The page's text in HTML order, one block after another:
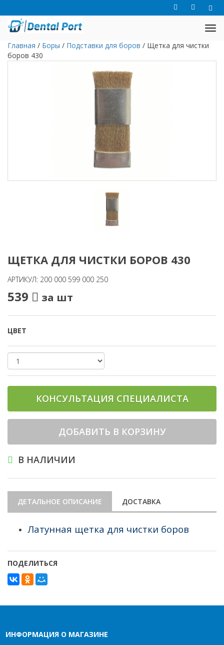
Главная / Боры / Подставки для боров / Щетка для чистки
боров 430
ЩЕТКА ДЛЯ ЧИСТКИ БОРОВ 430
АРТИКУЛ: 200 000 599 000 250
539 за шт
ЦВЕТ
КОНСУЛЬТАЦИЯ СПЕЦИАЛИСТА
ДОБАВИТЬ В КОРЗИНУ
В НАЛИЧИИ
ДЕТАЛЬНОЕ ОПИСАНИЕ ДОСТАВКА
Латунная щетка для чистки боров
ПОДЕЛИТЬСЯ
ИНФОРМАЦИЯ О МАГАЗИНЕ